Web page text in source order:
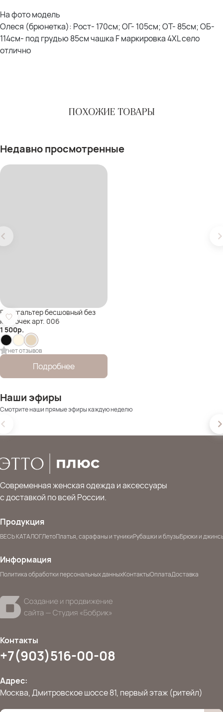
На фото модель
Олеся (брюнетка): Рост- 170см; ОГ- 105см; ОТ- 85см; ОБ-
114см- под грудью 85см чашка F маркировка 4XL село
отлично
ПОХОЖИЕ ТОВАРЫ
Недавно просмотренные
Бюстгальтер бесшовный без
косточек арт. 006
1 500р.
нет отзывов
Подробнее
Наши эфиры
Смотрите наши прямые эфиры каждую неделю
Современная женская одежда и аксессуары
с доставкой по всей России.
Продукция
ВЕСЬ КАТАЛОГЛетоПлатья, сарафаны и туникиРубашки и блузыБрюки и
Информация
Политика обработки персональных данныхКонтактыОплатаДоставка
Контакты
+7(903)516-00-08
Адрес:
Москва, Дмитровское шоссе 81, первый этаж (ритейл)